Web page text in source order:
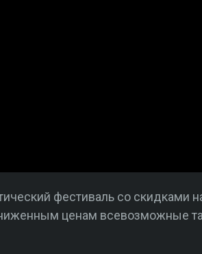
фестиваль со скидками
ценам всевозможные